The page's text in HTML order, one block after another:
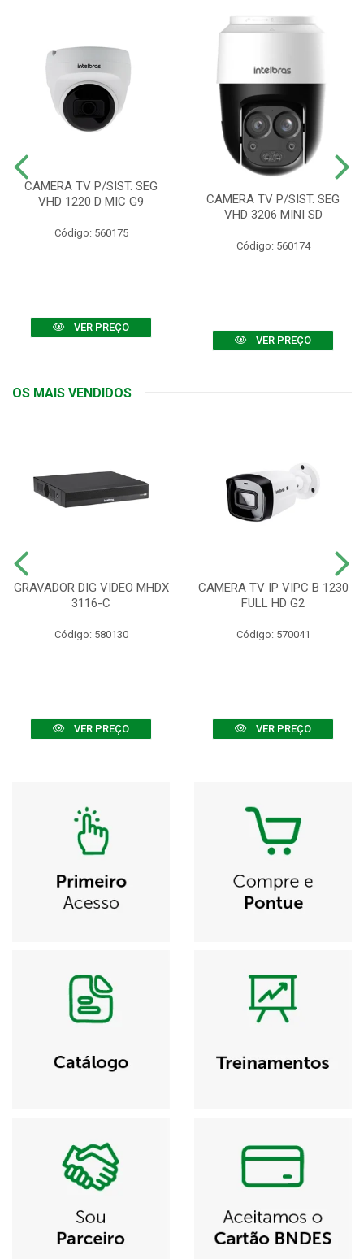
CAMERA TV P/SIST. SEG
VHD 1220 D MIC G9
Código: 560175
VER PREÇO
CAMERA TV P/SIST. SEG
VHD 3206 MINI SD
Código: 560174
VER PREÇO
OS MAIS VENDIDOS
GRAVADOR DIG VIDEO MHDX
3116-C
Código: 580130
VER PREÇO
CAMERA TV IP VIPC B 1230
FULL HD G2
Código: 570041
VER PREÇO